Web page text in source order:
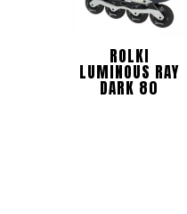
ROLKI
LUMINOUS RAY
DARK 80